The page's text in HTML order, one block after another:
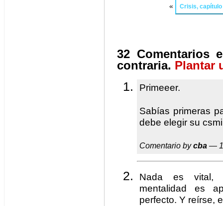
« Crisis,
32 Comentarios
contraria. Plantar
Primeeer.
Sabías primeras
debe elegir su
Comentario bycba —
Nada es vital,
mentalidad es
perfecto. Y reírse,